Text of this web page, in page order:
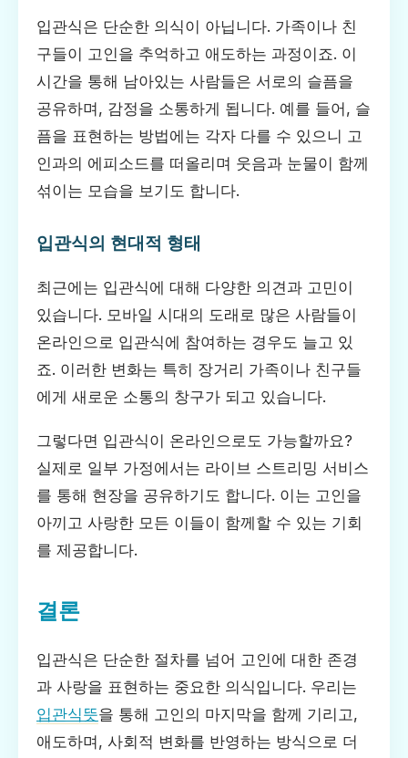
입관식은 단순한 의식이 아닙니다. 가족이나 친
구들이 고인을 추억하고 애도하는 과정이죠. 이
시간을 통해 남아있는 사람들은 서로의 슬픔을
공유하며, 감정을 소통하게 됩니다. 예를 들어, 슬
픔을 표현하는 방법에는 각자 다를 수 있으니 고
인과의 에피소드를 떠올리며 웃음과 눈물이 함께
섞이는 모습을 보기도 합니다.
입관식의 현대적 형태
최근에는 입관식에 대해 다양한 의견과 고민이
있습니다. 모바일 시대의 도래로 많은 사람들이
온라인으로 입관식에 참여하는 경우도 늘고 있
죠. 이러한 변화는 특히 장거리 가족이나 친구들
에게 새로운 소통의 창구가 되고 있습니다.
그렇다면 입관식이 온라인으로도 가능할까요?
실제로 일부 가정에서는 라이브 스트리밍 서비스
를 통해 현장을 공유하기도 합니다. 이는 고인을
아끼고 사랑한 모든 이들이 함께할 수 있는 기회
를 제공합니다.
결론
입관식은 단순한 절차를 넘어 고인에 대한 존경
과 사랑을 표현하는 중요한 의식입니다. 우리는
입관식뜻을 통해 고인의 마지막을 함께 기리고,
애도하며, 사회적 변화를 반영하는 방식으로 더